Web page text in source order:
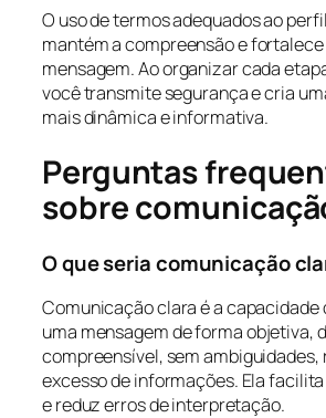
O uso de termos adequados ao
mantém a compreensão e
mensagem. Ao organizar cada
você transmite segurança e cria
mais dinâmica e informativa.
Perguntas
sobre
O que seria comunicação
Comunicação clara é a
uma mensagem de forma objetiva,
compreensível, sem ambiguidades,
excesso de informações. Ela
e reduz erros de interpretação.